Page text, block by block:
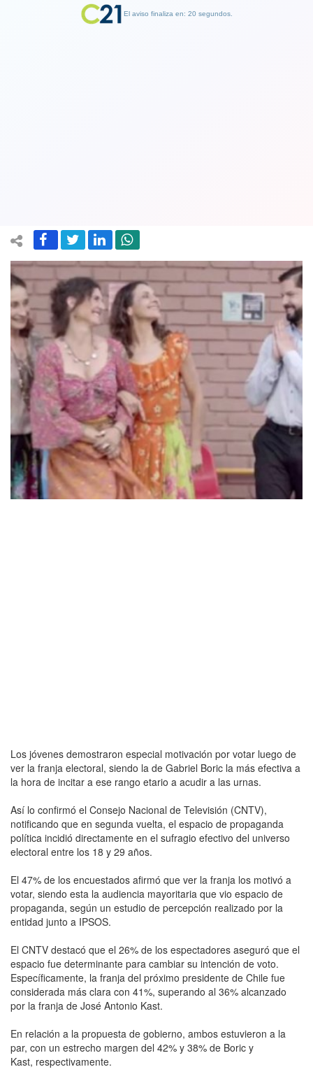
Los jóvenes demostraron especial motivación por votar luego de
ver la franja electoral, siendo la de Gabriel Boric la más efectiva a
la hora de incitar a ese rango etario a acudir a las urnas.
Así lo confirmó el Consejo Nacional de Televisión (CNTV),
notificando que en segunda vuelta, el espacio de propaganda
política incidió directamente en el sufragio efectivo del universo
electoral entre los 18 y 29 años.
El 47% de los encuestados afirmó que ver la franja los motivó a
votar, siendo esta la audiencia mayoritaria que vio espacio de
propaganda, según un estudio de percepción realizado por la
entidad junto a IPSOS.
El CNTV destacó que el 26% de los espectadores aseguró que el
espacio fue determinante para cambiar su intención de voto.
Específicamente, la franja del próximo presidente de Chile fue
considerada más clara con 41%, superando al 36% alcanzado
por la franja de José Antonio Kast.
En relación a la propuesta de gobierno, ambos estuvieron a la
par, con un estrecho margen del 42% y 38% de Boric y
Kast, respectivamente.
El aviso finaliza en: 19 segundos.